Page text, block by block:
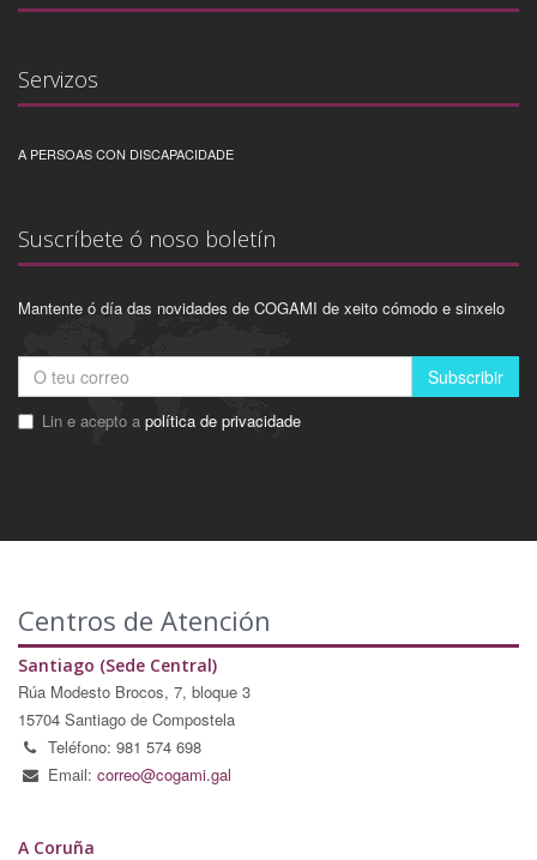
Servizos
A PERSOAS CON DISCAPACIDADE
Suscríbete ó noso boletín
Mantente ó día das novidades de COGAMI de xeito cómodo e sinxelo
Subscribir
Lin e acepto a política de privacidade
Centros de Atención
Santiago (Sede Central)
Rúa Modesto Brocos, 7, bloque 3
15704 Santiago de Compostela
Teléfono: 981 574 698
Email: correo@cogami.gal
A Coruña